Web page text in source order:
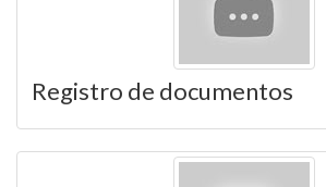
Registro de documentos